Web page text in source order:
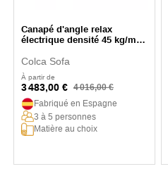
Canapé d'angle relax
électrique densité 45 kg/m3
Colca Sofa
À partir de
3 483,00 € 4 016,00 €
Fabriqué en Espagne
3 à 5 personnes
Matière au choix